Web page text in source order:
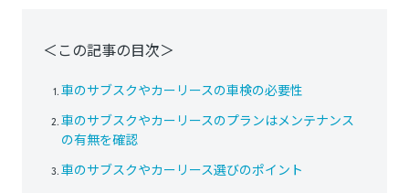
＜この記事の目次＞
車のサブスクやカーリースの車検の必要性
車のサブスクやカーリースのプランはメンテナンス
の有無を確認
車のサブスクやカーリース選びのポイント